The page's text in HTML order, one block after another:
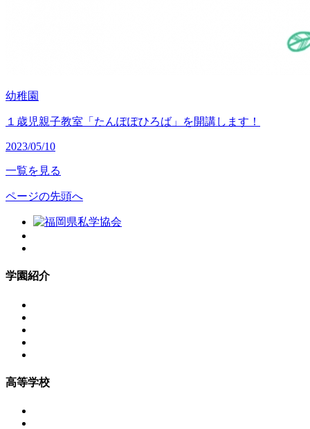
幼稚園
１歳児親子教室「たんぽぽひろば」を開講します！
2023/05/10
一覧を見る
ページの先頭へ
学園紹介
高等学校